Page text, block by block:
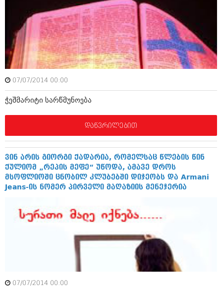
იანვარი 2016 (206)
დეკემბერი 2015 (207)
ნოემბერი 2015 (264)
ოქტომბერი 2015 (204)
სექტემბერი 2015 (215)
აგვისტო 2015 (286)
ივლისი 2015 (173)
აპრილი 2015 (208)
მარტი 2015 (365)
თებერვალი 2015 (286)
იანვარი 2015 (247)
დეკემბერი 2014 (342)
ოქტომბერი 2014 (292)
სექტემბერი 2014 (394)
აგვისტო 2014 (248)
ივლისი 2014 (313)
აპრილი 2014 (290)
მარტი 2014 (413)
თებერვალი 2014 (318)
იანვარი 2014 (297)
დეკემბერი 2013 (365)
ოქტომბერი 2013 (256)
სექტემბერი 2013 (368)
07/07/2014 00:00
ჭეშმარიტი სარწმუნოება
დაწვრილებით
ვინ არის გიორგი ქადარია, რომელსაც წლების წინ
ქულიომ „რეპის მეფე“ უწოდა, ამავე დროს
მსოფლიოში ცნობილ კლუბებში დიჯეობს და Armani
Jeans-ის ნომერ პირველი მაღაზიის მენეჯერია
07/07/2014 00:00